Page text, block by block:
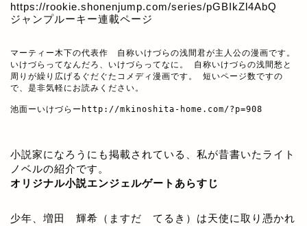
https://rookie.shonenjump.com/series/pGBIkZl4AbQ
ジャンプルーキー連載ページ
マーティー木下の代表作　自称いけづらの浅間君が主人公の漫画です。
いけづらってなんだろ、いけづらってなに。 自称いけづらの浅間愁と
周りが繰り広げるぐだぐたコメディ漫画です。 短いページ数ですの
で、是非気軽にお読みください。
池面ーいけづらー http://mkinoshita-home.com/?p=908
小説家になろうにも掲載されている、私が昔書いたライト
ノベルの紹介です。
オリジナル小説エンジェルゲートあらすじ
少年、増田 輝希（ますだ てるき）は天使に取り憑かれ